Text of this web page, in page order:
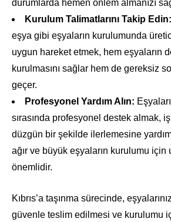
durumlarda hemen önlem almanızı
Kurulum Talimatlarını Takip Edin:
eşya gibi eşyaların kurulumunda
uygun hareket etmek, hem eşyaların
kurulmasını sağlar hem de gereksiz
geçer.
Profesyonel Yardım Alın:
sırasında profesyonel destek almak,
düzgün bir şekilde ilerlemesine
ağır ve büyük eşyaların kurulumu için
önemlidir.
Kıbrıs’a taşınma sürecinde,
güvenle teslim edilmesi ve kurulumu